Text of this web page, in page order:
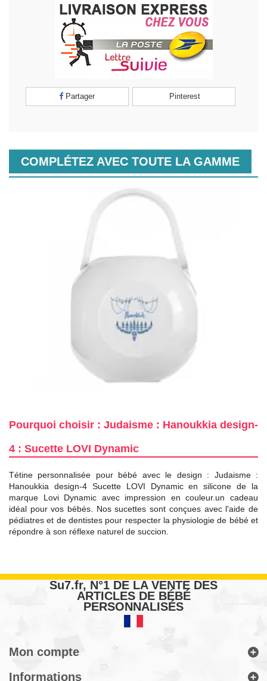
Partager Pinterest
COMPLÉTEZ AVEC TOUTE LA GAMME
Pourquoi choisir : Judaisme : Hanoukkia design-
4 : Sucette LOVI Dynamic
Tétine personnalisée pour bébé avec le design : Judaisme :
Hanoukkia design-4 Sucette LOVI Dynamic en silicone de la
marque Lovi Dynamic avec impression en couleur.un cadeau
idéal pour vos bébés. Nos sucettes sont conçues avec l'aide de
pédiatres et de dentistes pour respecter la physiologie de bébé et
répondre à son réflexe naturel de succion.
Su7.fr, N°1 DE LA VENTE DES
ARTICLES DE BÉBÉ
PERSONNALISÉS
Mon compte
Informations